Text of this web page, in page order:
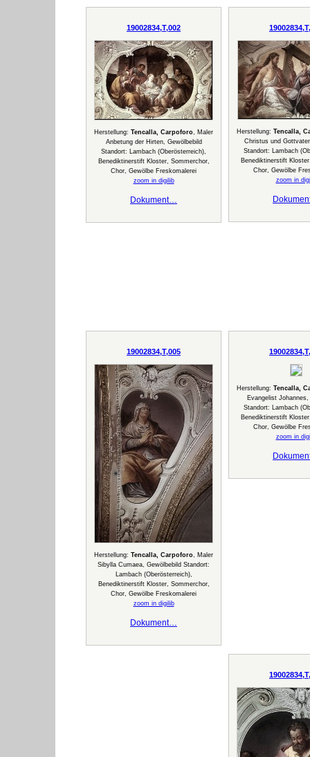
19002834,T,002
Herstellung: Tencalla, Carpoforo, Maler
Anbetung der Hirten, Gewölbebild
Standort: Lambach (Oberösterreich),
Benediktinerstift Kloster, Sommerchor,
Chor, Gewölbe Freskomalerei
zoom in digilib
Dokument…
Herstellung: Tencalla,
Christus und
Standort: Lambach
Benediktinerstift
Chor, Gewölbe
zoom in
19002834,T,005
Herstellung: Tencalla, Carpoforo, Maler
Sibylla Cumaea, Gewölbebild Standort:
Lambach (Oberösterreich),
Benediktinerstift Kloster, Sommerchor,
Chor, Gewölbe Freskomalerei
zoom in digilib
Dokument…
Herstellung: Tencalla,
Evangelist
Standort: Lambach
Benediktinerstift
Chor, Gewölbe
zoom in